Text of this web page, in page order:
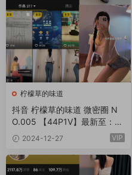
柠檬草的味道
抖音 柠檬草的味道 微密圈 N
O.005 【44P1V】最新至：20
24.12.30
2024-12-27 VIP